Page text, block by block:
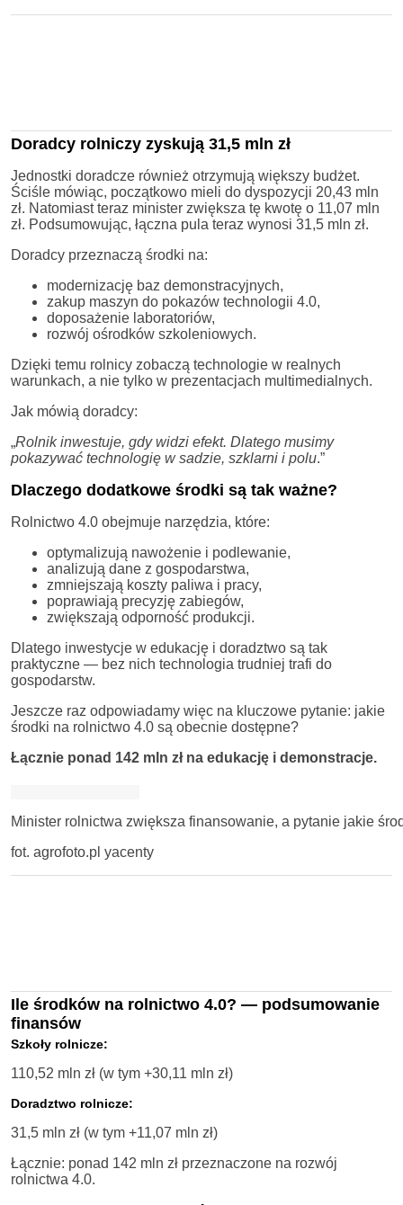
Doradcy rolniczy zyskują 31,5 mln zł
Jednostki doradcze również otrzymują większy budżet.
Ściśle mówiąc, początkowo mieli do dyspozycji 20,43 mln
zł. Natomiast teraz minister zwiększa tę kwotę o 11,07 mln
zł. Podsumowując, łączna pula teraz wynosi 31,5 mln zł.
Doradcy przeznaczą środki na:
modernizację baz demonstracyjnych,
zakup maszyn do pokazów technologii 4.0,
doposażenie laboratoriów,
rozwój ośrodków szkoleniowych.
Dzięki temu rolnicy zobaczą technologie w realnych
warunkach, a nie tylko w prezentacjach multimedialnych.
Jak mówią doradcy:
„Rolnik inwestuje, gdy widzi efekt. Dlatego musimy
pokazywać technologię w sadzie, szklarni i polu.”
Dlaczego dodatkowe środki są tak ważne?
Rolnictwo 4.0 obejmuje narzędzia, które:
optymalizują nawożenie i podlewanie,
analizują dane z gospodarstwa,
zmniejszają koszty paliwa i pracy,
poprawiają precyzję zabiegów,
zwiększają odporność produkcji.
Dlatego inwestycje w edukację i doradztwo są tak
praktyczne — bez nich technologia trudniej trafi do
gospodarstw.
Jeszcze raz odpowiadamy więc na kluczowe pytanie: jakie
środki na rolnictwo 4.0 są obecnie dostępne?
Łącznie ponad 142 mln zł na edukację i demonstracje.
Minister rolnictwa zwiększa finansowanie, a pytanie jakie
fot. agrofoto.pl yacenty
Ile środków na rolnictwo 4.0? — podsumowanie
finansów
Szkoły rolnicze:
110,52 mln zł (w tym +30,11 mln zł)
Doradztwo rolnicze:
31,5 mln zł (w tym +11,07 mln zł)
Łącznie: ponad 142 mln zł przeznaczone na rozwój
rolnictwa 4.0.